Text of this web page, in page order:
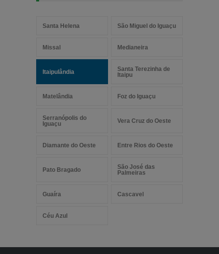
Santa Helena São Miguel do Iguaçu
Missal Medianeira
Itaipulândia
Santa Terezinha de
Itaipu
Matelândia Foz do Iguaçu
Serranópolis do
Iguaçu
Vera Cruz do Oeste
Diamante do Oeste Entre Rios do Oeste
Pato Bragado
São José das
Palmeiras
Guaíra Cascavel
Céu Azul